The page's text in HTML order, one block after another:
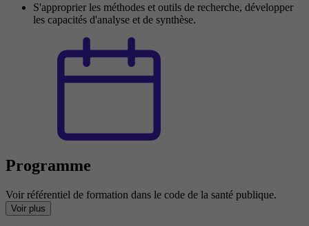
S'approprier les méthodes et outils de recherche, développer
les capacités d'analyse et de synthèse.
Programme
Voir référentiel de formation dans le code de la santé publique.
Voir plus